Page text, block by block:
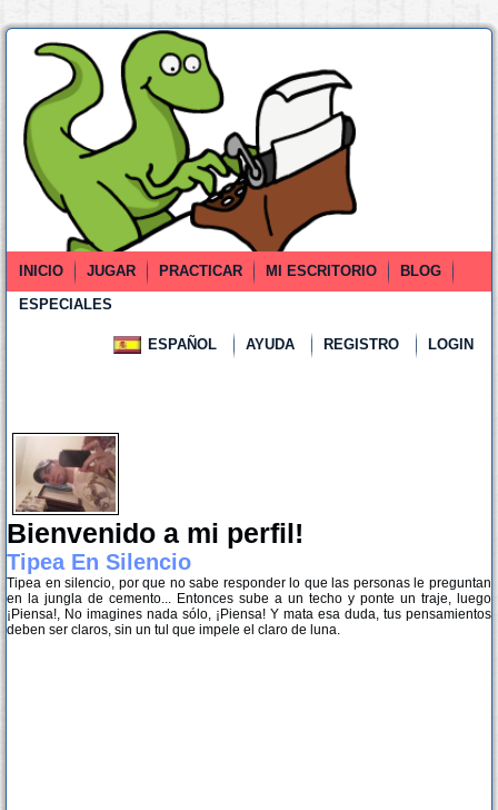
INICIO JUGAR PRACTICAR MI ESCRITORIO
BLOG
ESPECIALES
ESPAÑOL AYUDA REGISTRO LOGIN
Bienvenido a mi perfil!
Tipea En Silencio
Tipea en silencio, por que no sabe responder lo que las personas le preguntan
en la jungla de cemento... Entonces sube a un techo y ponte un traje, luego
¡Piensa!, No imagines nada sólo, ¡Piensa! Y mata esa duda, tus pensamientos
deben ser claros, sin un tul que impele el claro de luna.